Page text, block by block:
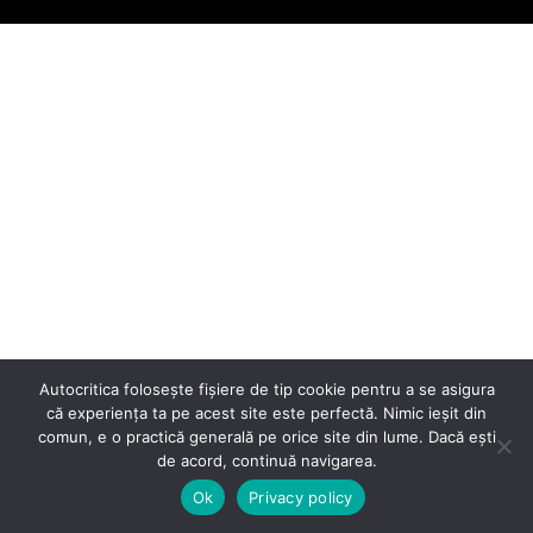
Autocritica folosește fișiere de tip cookie pentru a se asigura
că experiența ta pe acest site este perfectă. Nimic ieșit din
comun, e o practică generală pe orice site din lume. Dacă ești
de acord, continuă navigarea.
Ok
Privacy policy